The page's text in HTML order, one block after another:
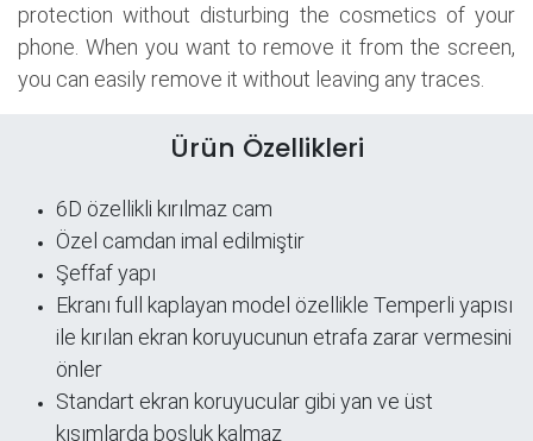
protection without disturbing the cosmetics of your
phone. When you want to remove it from the screen,
you can easily remove it without leaving any traces.
Ürün Özellikleri
6D özellikli kırılmaz cam
Özel camdan imal edilmiştir
Şeffaf yapı
​Ekranı full kaplayan model özellikle Temperli yapısı
ile kırılan ekran koruyucunun etrafa zarar vermesini
önler
Standart ekran koruyucular gibi yan ve üst
kısımlarda boşluk kalmaz